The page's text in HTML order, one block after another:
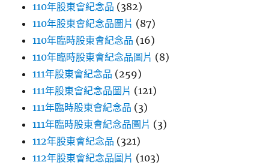
110年股東會紀念品 (382)
110年股東會紀念品圖片 (87)
110年臨時股東會紀念品 (16)
110年臨時股東會紀念品圖片 (8)
111年股東會紀念品 (259)
111年股東會紀念品圖片 (121)
111年臨時股東會紀念品 (3)
111年臨時股東會紀念品圖片 (3)
112年股東會紀念品 (321)
112年股東會紀念品圖片 (103)